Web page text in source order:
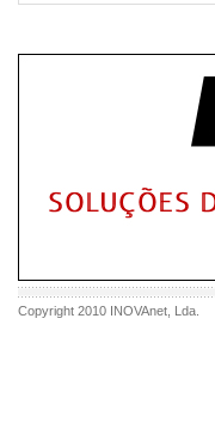
Copyright 2010 INOVAnet , Lda.